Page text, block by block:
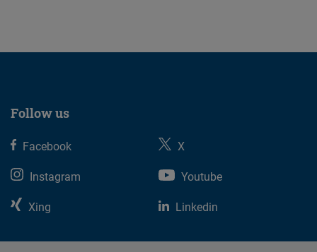
Follow us
Facebook
X
Instagram
Youtube
Xing
Linkedin